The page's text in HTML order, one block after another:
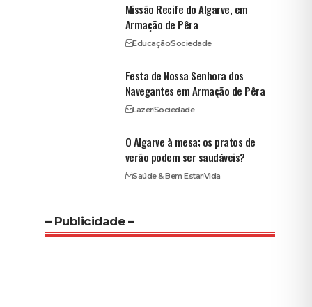
Missão Recife do Algarve, em
Armação de Pêra
EducaçãoSociedade
Festa de Nossa Senhora dos
Navegantes em Armação de Pêra
LazerSociedade
O Algarve à mesa; os pratos de
verão podem ser saudáveis?
Saúde & Bem EstarVida
– Publicidade –